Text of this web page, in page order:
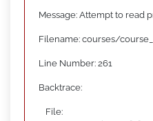
Message: Attempt to read
Filename: courses/
Line Number: 261
Backtrace:
File: